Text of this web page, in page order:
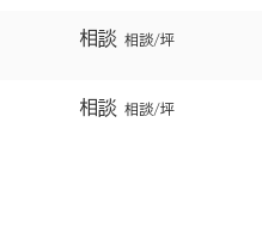
相談 相談/坪
相談 相談/坪